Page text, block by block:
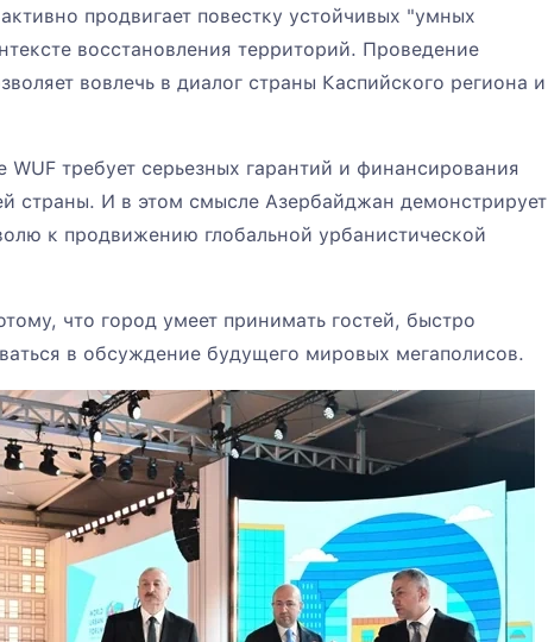
продвигает повестку устойчивых "умных
восстановления территорий. Проведение
вовлечь в диалог страны Каспийского региона и
требует серьезных гарантий и финансирования
страны. И в этом смысле Азербайджан демонстрирует
к продвижению глобальной урбанистической
что город умеет принимать гостей, быстро
в обсуждение будущего мировых мегаполисов.